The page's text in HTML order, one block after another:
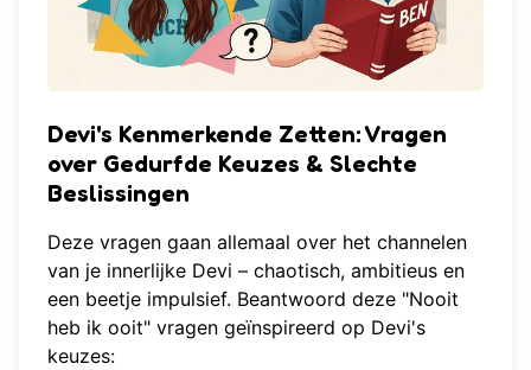
Devi's Kenmerkende Zetten: Vragen
over Gedurfde Keuzes & Slechte
Beslissingen
Deze vragen gaan allemaal over het channelen
van je innerlijke Devi – chaotisch, ambitieus en
een beetje impulsief. Beantwoord deze "Nooit
heb ik ooit" vragen geïnspireerd op Devi's
keuzes: